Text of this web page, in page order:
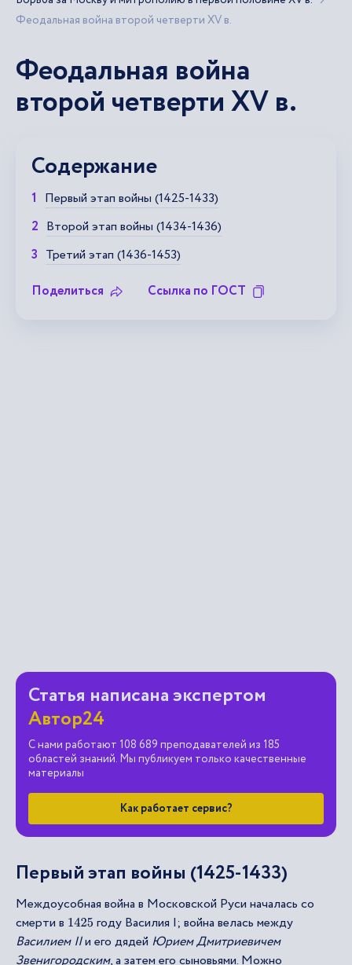
Феодальная война второй четверти XV в.
Феодальная война
второй четверти XV в.
Содержание
Первый этап войны (1425-1433)
Второй этап войны (1434-1436)
Третий этап (1436-1453)
Поделиться
Ссылка по ГОСТ
Статья написана экспертом
Автор24
С нами работают 108 689 преподавателей из 185
областей знаний. Мы публикуем только качественные
материалы
Как работает сервис?
Первый этап войны (1425-1433)
Междоусобная война в Московской Руси началась со
смерти в 1425 году Василия I; война велась между
Василием IIи его дядей Юрием Дмитриевичем
Звенигородским, а затем его сыновьями. Можно